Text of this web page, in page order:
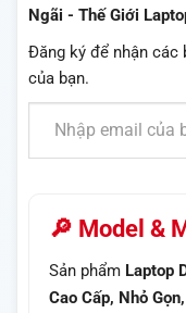
Ngãi - Thế Giới
Đăng ký để nhận các
của bạn.
Nhập email của bạn…
🔎 Model &
Sản phẩm Laptop
Cao Cấp, Nhỏ